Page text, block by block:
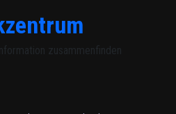
zusammenfinden